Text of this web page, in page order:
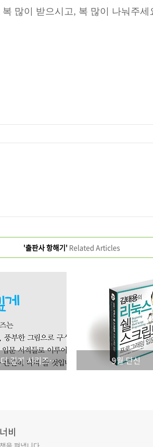
많이 받으시고, 복 많이 나눠주세
'출판사 항해기'Related Articles
더 쉽게, 더 깊게 시리즈가 출간됩니다. 9월 단신
비